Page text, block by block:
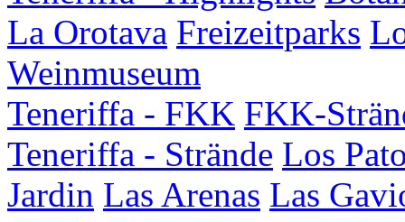
La Orotava Freizeitparks
Weinmuseum
Teneriffa - FKK FKK-
Teneriffa - Strände Los
Jardin Las Arenas Las